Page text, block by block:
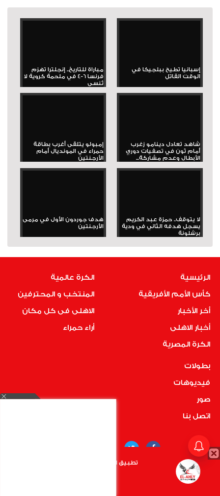
إسبانيا تطيح ببلجيكا في
الوقت القاتل
مباراة للتاريخ.. إنجلترا تهزم
فرنسا 6-4 في ملحمة كروية لا
تُنسى
شاهد تعادل دينامو زغرب
أمام ثون في تصفيات دوري
الأبطال وعدم مشاركة...
إمبولو يتلقى أغرب بطاقة
حمراء في المونديال أمام
الأرجنتين
لا يتوقف.. حمزة عبد الكريم
يسجل هدفه الثاني في ودية
برشلونة
هدف جوردون الأول في مرمى
الأرجنتين
الرئيسية
كأس الأمم الأفريقية
أخر الأخبار
أخبار الاهلى
الكرة المصرية
الكرة عالمية
المنتخب و المحترفين
الاهلى فى كل مكان
أراء حمراء
بطولات
فيديوهات
صور
اتصل بنا
COPYRIGHT © 2019 RedMedia | ALL RIGHTS RESERVED
تطبيق الأهلي.كوم متاح الأن